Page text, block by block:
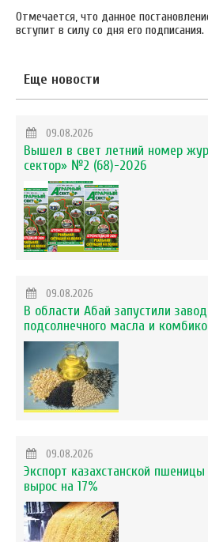
Отмечается, что данное
вступит в силу со дня его подписания.
Еще новости
09.08.2026
Вышел в свет летний номер
сектор» №2 (68)-2026
09.08.2026
В области Абай запустили
подсолнечного масла и
09.08.2026
Экспорт казахстанской
вырос на 17%